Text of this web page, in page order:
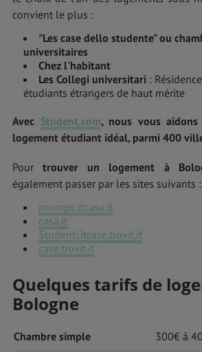
convient le plus :
"Les case dello studente" ou
universitaires
Chez l'habitant
Les Collegi universitari :
étudiants étrangers de haut mérite
Avec Student.com, nous vous
logement étudiant idéal, parmi 400
Pourtrouver un logement à
également passer par les sites suivants :
roomgo.itcasa.it
casa.it
Studenti.itcase.trovit.it
case.trovit.it
Quelques tarifs de
Bologne
Chambre simple 300€ à